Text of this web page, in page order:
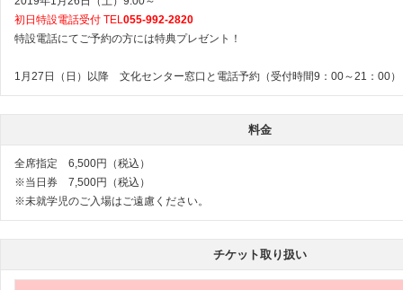
初日特設電話受付 TEL055-992-2820
特設電話にてご予約の方には特典プレゼント！
1月27日（日）以降 文化センター窓口と電話予約（受付時間9：00～21：00）
料金
全席指定 6,500円（税込）
※当日券 7,500円（税込）
※未就学児のご入場はご遠慮ください。
チケット取り扱い